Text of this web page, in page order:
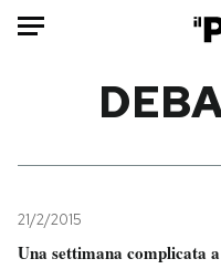
Mondo
Politica
21/2/2015
Una settimana complicata